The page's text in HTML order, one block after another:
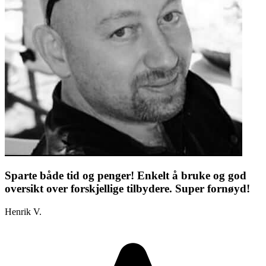
Sparte både tid og penger! Enkelt å bruke og god
oversikt over forskjellige tilbydere. Super fornøyd!
Henrik V.